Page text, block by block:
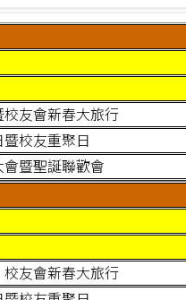
校友會新春大旅行
校友重聚日
暨聖誕聯歡會
校友會新春大旅行